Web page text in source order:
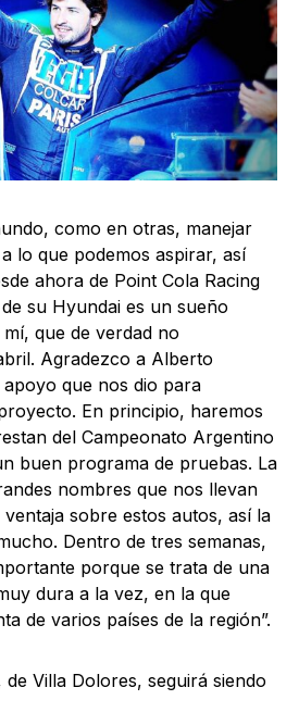
como en otras, manejar
lo que podemos aspirar, así
ahora de Point Cola Racing
su Hyundai es un sueño
que de verdad no
Agradezco a Alberto
que nos dio para
En principio, haremos
del Campeonato Argentino
buen programa de pruebas. La
nombres que nos llevan
sobre estos autos, así la
Dentro de tres semanas,
porque se trata de una
dura a la vez, en la que
de varios países de la región”.
Villa Dolores, seguirá siendo